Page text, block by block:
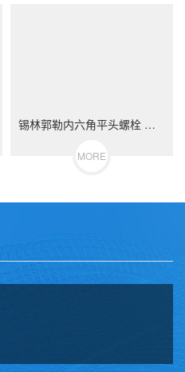
锡林郭勒内六角平头螺栓 不锈钢（304/316）碳钢 合金钢
MORE